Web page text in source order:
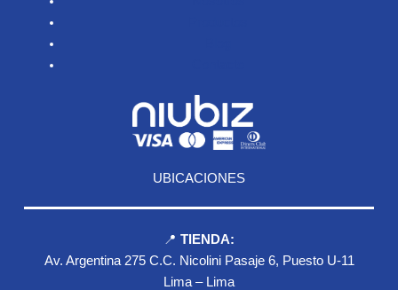
UBICACIONES
📍 TIENDA:
Av. Argentina 275 C.C. Nicolini Pasaje 6, Puesto U-11
Lima – Lima